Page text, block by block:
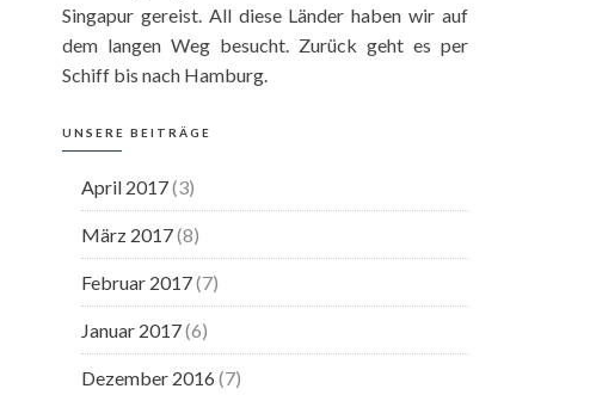
Singapur gereist. All diese Länder haben wir auf
dem langen Weg besucht. Zurück geht es per
Schiff bis nach Hamburg.
UNSERE BEITRÄGE
April 2017(3)
März 2017(8)
Februar 2017(7)
Januar 2017(6)
Dezember 2016 (7)